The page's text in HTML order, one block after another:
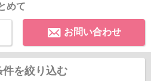
めて
お問い合わせ
件を絞り込む